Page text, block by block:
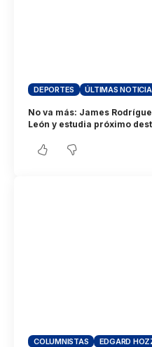
DEPORTES ÚLTIMAS
No va más: James
León y estudia próximo
COLUMNISTAS EDGARD